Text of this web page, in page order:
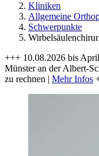
Kliniken
Allgemeine
Schwerpunkte
+++ 10.08.2026 bis
Münster an der Albert-
zu rechnen | Mehr Infos